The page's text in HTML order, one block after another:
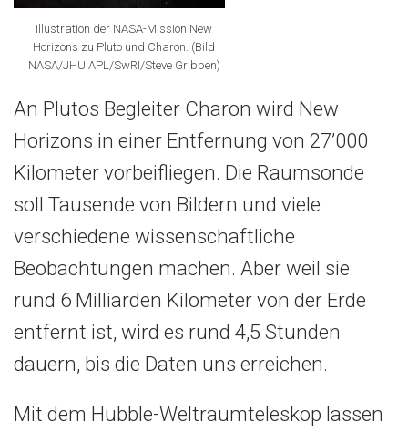
Illustration der NASA-Mission New
Horizons zu Pluto und Charon. (Bild
NASA/JHU APL/SwRI/Steve Gribben)
An Plutos Begleiter Charon wird New
Horizons in einer Entfernung von 27’000
Kilometer vorbeifliegen. Die Raumsonde
soll Tausende von Bildern und viele
verschiedene wissenschaftliche
Beobachtungen machen. Aber weil sie
rund 6 Milliarden Kilometer von der Erde
entfernt ist, wird es rund 4,5 Stunden
dauern, bis die Daten uns erreichen.
Mit dem Hubble-Weltraumteleskop lassen